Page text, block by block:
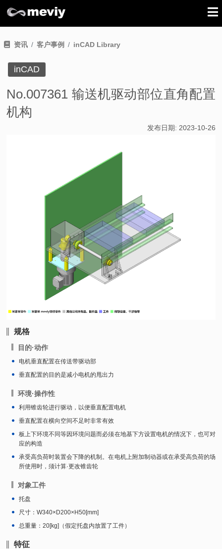
资讯 客户事例 inCAD Library
inCAD
No.007361 输送机驱动部位直角配置
机构
发布日期: 2023-10-26
规格
目的·动作
电机垂直配置在传送带驱动部
垂直配置的目的是减小电机的甩出力
环境·操作性
利用锥齿轮进行驱动，以便垂直配置电机
垂直配置在横向空间不足时非常有效
板上下环境不同等因环境问题而必须在地基下方设置电机的情况下，也可对
应的构造
承受高负荷时装置会下降的机制。在电机上附加制动器或在承受高负荷的场
所使用时，须计算·更改锥齿轮
对象工件
托盘
尺寸：W340×D200×H50[mm]
总重量：20[kg]（假定托盘内放置了工件）
特征